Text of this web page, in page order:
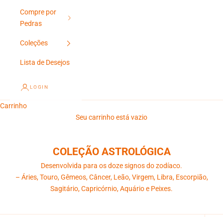
Compre por
Pedras
Coleções
Lista de Desejos
LOGIN
Carrinho
Seu carrinho está vazio
COLEÇÃO ASTROLÓGICA
Desenvolvida para os doze signos do zodíaco.
– Áries, Touro, Gêmeos, Câncer, Leão, Virgem, Libra, Escorpião,
Sagitário, Capricórnio, Aquário e Peixes.